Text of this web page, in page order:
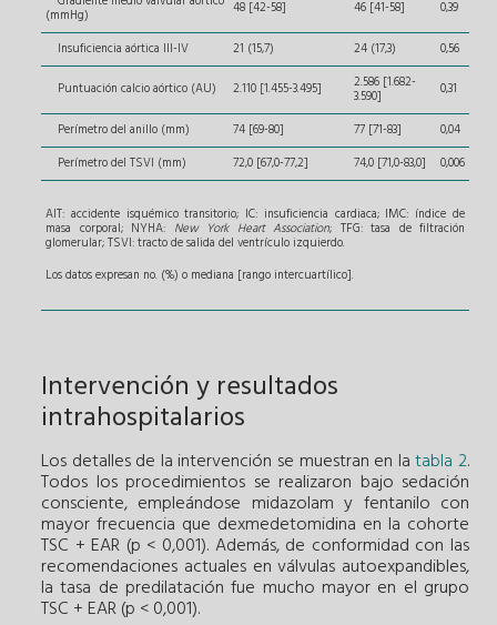
(mmHg) 48 [42-58] 46 [41-58] 0,39
Insuficiencia aórtica III-IV 21 (15,7) 24 (17,3)
0,56
Puntuación calcio aórtico (AU)
2.110 [1.455-3.495] 2.586 [1.682-
3.590] 0,31
Perímetro del anillo (mm) 74 [69-80] 77 [71-83]
0,04
Perímetro del TSVI (mm)
72,0 [67,0-77,2] 74,0 [71,0-83,0] 0,006
AIT: accidente isquémico transitorio; IC: insuficiencia cardiaca; IMC: índice de
masa corporal; NYHA: New York Heart Association; TFG: tasa de filtración
glomerular; TSVI: tracto de salida del ventrículo izquierdo.
Los datos expresan no. (%) o mediana [rango intercuartílico].
Intervención y resultados
intrahospitalarios
Los detalles de la intervención se muestran en latabla 2.
Todos los procedimientos se realizaron bajo sedación
consciente, empleándose midazolam y fentanilo con
mayor frecuencia que dexmedetomidina en la cohorte
TSC + EAR (p < 0,001). Además, de conformidad con las
recomendaciones actuales en válvulas autoexpandibles,
la tasa de predilatación fue mucho mayor en el grupo
TSC + EAR (p < 0,001).